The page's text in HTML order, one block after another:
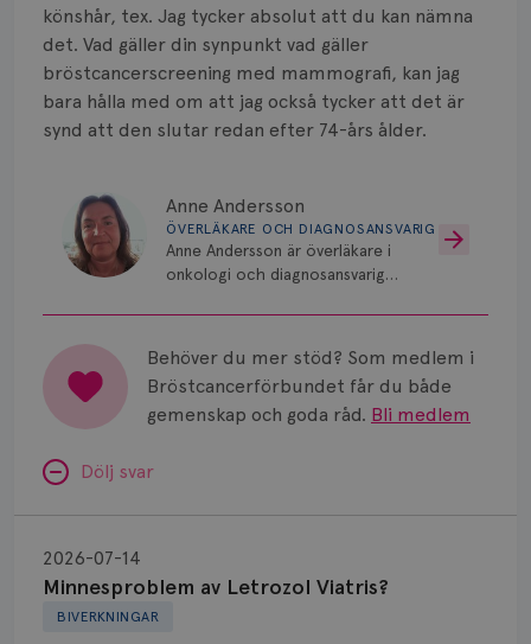
könshår, tex. Jag tycker absolut att du kan nämna
det. Vad gäller din synpunkt vad gäller
bröstcancerscreening med mammografi, kan jag
bara hålla med om att jag också tycker att det är
synd att den slutar redan efter 74-års ålder.
Anne Andersson
ÖVERLÄKARE OCH DIAGNOSANSVARIG
Anne Andersson är överläkare i
onkologi och diagnosansvarig
Universitetssjukhus i Umeå.
Behöver du mer stöd? Som medlem i
Bröstcancerförbundet får du både
gemenskap och goda råd. Bli medlem
Dölj svar
BIVERKNINGAR
Minnesproblem av Letrozol Viatris?
2026-07-14
Letrozol
Viatris?